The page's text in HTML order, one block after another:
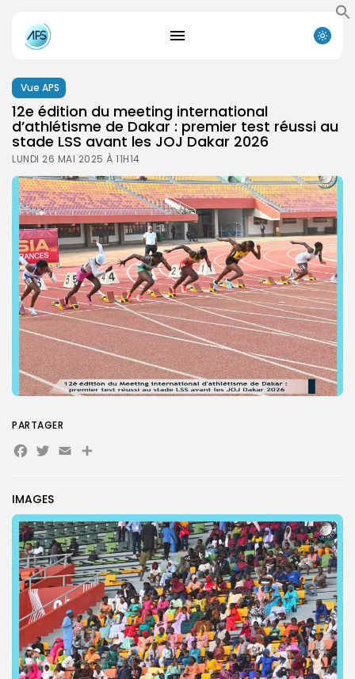
Search
for:
Search
Button
Vue APS
12e édition du meeting international
d’athlétisme de Dakar : premier test réussi au
stade LSS avant les JOJ Dakar 2026
LUNDI 26 MAI 2025 À 11H14
IMAGES
PARTAGER
Facebook
Twitter
EmailPartager